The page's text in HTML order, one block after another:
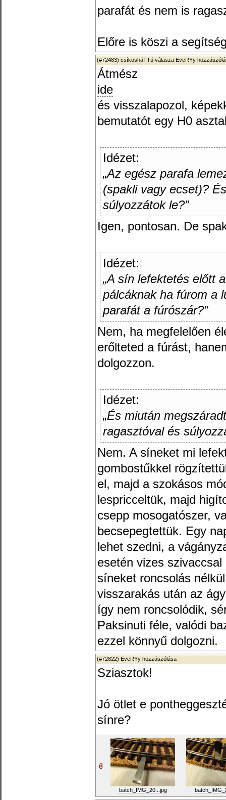
parafát és nem is
Előre is köszi a
(#72483) csíkosháTTú válasza EveRYy
Átmész
ide
és visszalapozol,
bemutatót egy H0
Idézet:
„Az egész parafa
(spakli vagy ecset)?
súlyozzátok le?”
Igen, pontosan. De
Idézet:
„A sín lefektetés előtt
pálcáknak ha fúrom a
parafát a fúrószár?”
Nem, ha megfelelően
erőlteted a fúrást,
dolgozzon.
Idézet:
„És miután
ragasztóval és
Nem. A síneket mi
gombostűkkel
el, majd a szokásos
lespricceltük, majd
csepp mosogatószer,
becsepegtettük. Egy
lehet szedni, a
esetén vizes
síneket roncsolás
visszarakás után az
így nem roncsolódik,
Paksinuti féle, valódi
ezzel könnyű dolgozni.
(#72822) EveRYy hozzászólása
Sziasztok!
Jó ötlet e
sínre?
batch_IMG_20...jpg